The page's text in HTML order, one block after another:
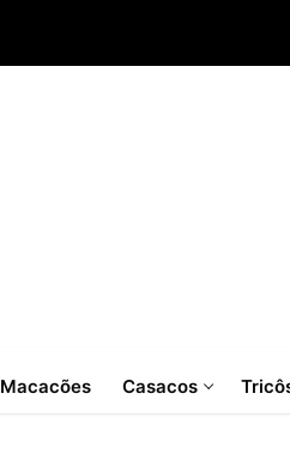
Macacões Casacos